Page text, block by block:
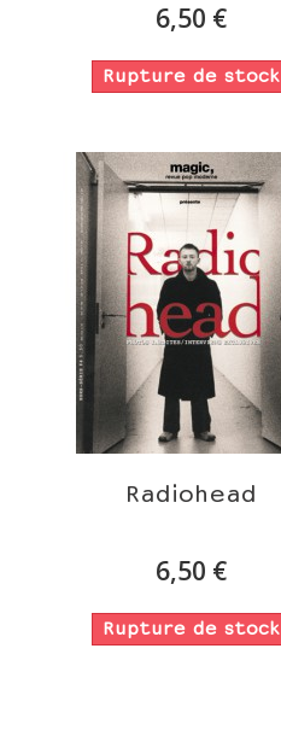
6,50 €
Rupture de stock
Radiohead
6,50 €
Rupture de stock